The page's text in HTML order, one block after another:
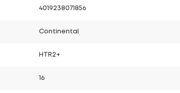
4019238071856
Continental
HTR2+
16